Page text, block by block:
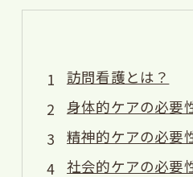
訪問看護とは？
身体的ケアの必要
精神的ケアの必要
社会的ケアの必要